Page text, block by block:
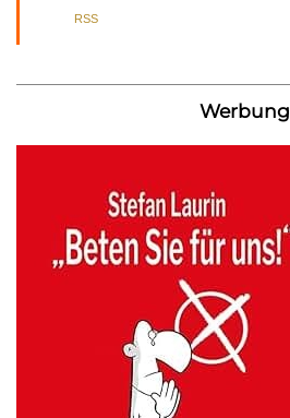
RSS
Werbung